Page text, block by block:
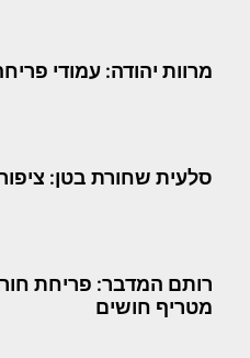
מרוות יהודה: עמודי
סלעית שחורת בטן:
רותם המדבר: פריחת
מטריף חושים